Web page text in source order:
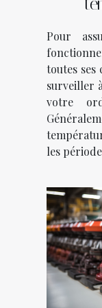
Pour
toutes ses
surveiller
votre
les